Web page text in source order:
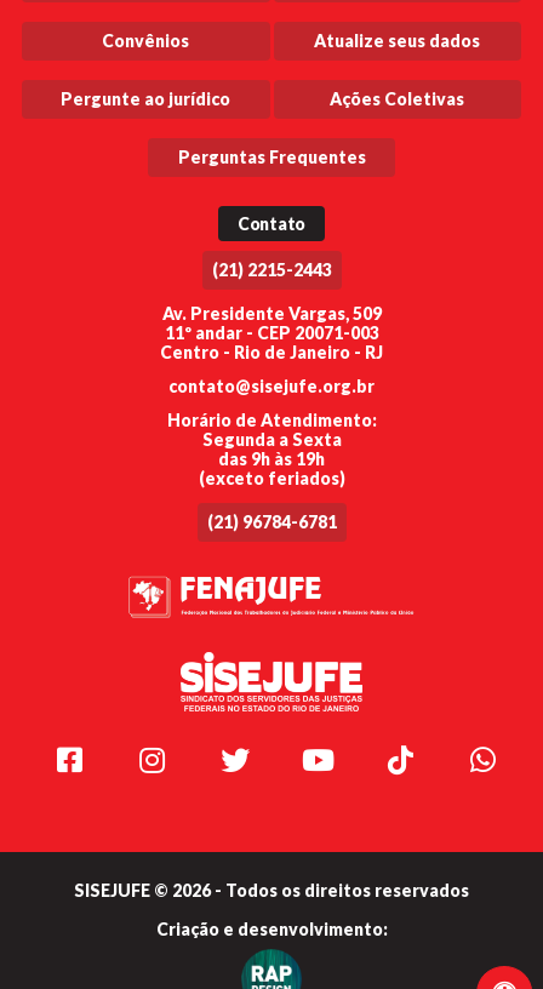
Convênios Atualize seus dados
Pergunte ao jurídico Ações Coletivas
Perguntas Frequentes
Contato
(21) 2215-2443
Av. Presidente Vargas, 509
11º andar - CEP 20071-003
Centro - Rio de Janeiro - RJ
contato@sisejufe.org.br
Horário de Atendimento:
Segunda a Sexta
das 9h às 19h
(exceto feriados)
(21) 96784-6781
Facebook Instagram Twitter Youtube TikTok
SISEJUFE © 2026 - Todos os direitos reservados
Criação e desenvolvimento: